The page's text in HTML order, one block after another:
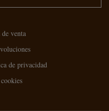
venta
de privacidad